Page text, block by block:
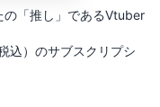
「推し」であるVtuber
込）のサブスクリプシ